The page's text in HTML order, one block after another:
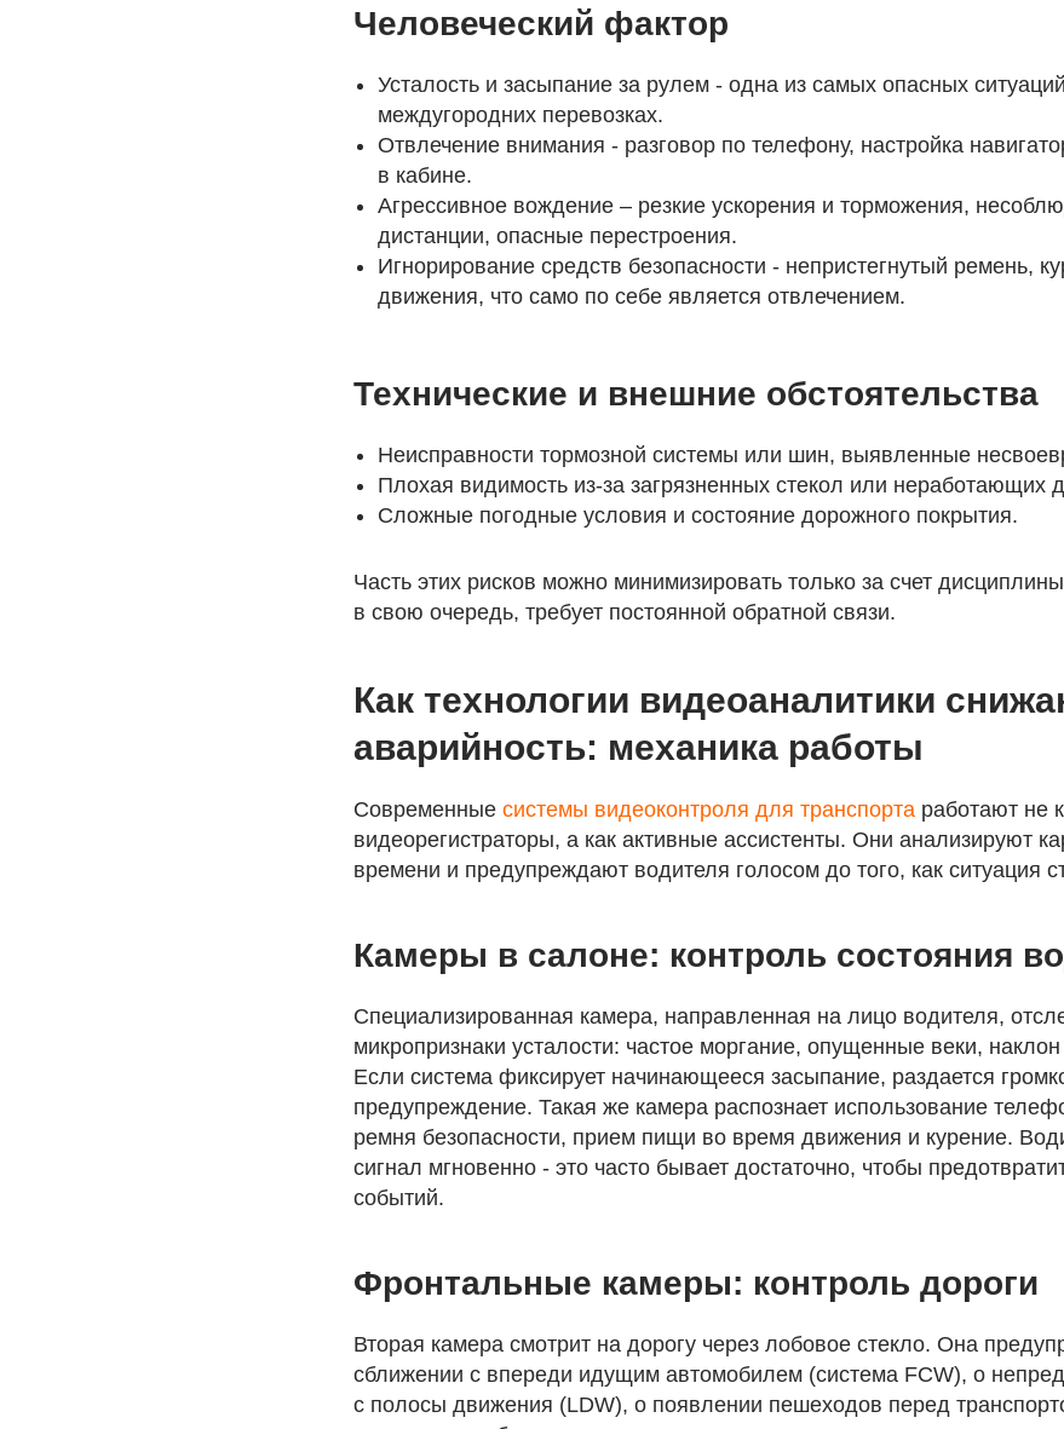
Человеческий фактор
Усталость и засыпание за рулем - одна из самых опасных
междугородних перевозках.
Отвлечение внимания - разговор по телефону, настройка
в кабине.
Агрессивное вождение – резкие ускорения и торможения,
дистанции, опасные перестроения.
Игнорирование средств безопасности - непристегнутый ремень,
движения, что само по себе является отвлечением.
Технические и внешние обстоятельства
Неисправности тормозной системы или шин, выявленные
Плохая видимость из-за загрязненных стекол или неработающих
Сложные погодные условия и состояние дорожного покрытия.
Часть этих рисков можно минимизировать только за счет
в свою очередь, требует постоянной обратной связи.
Как технологии видеоаналитики
аварийность: механика работы
Современные системы видеоконтроля для транспорта работают не
видеорегистраторы, а как активные ассистенты. Они анализируют
времени и предупреждают водителя голосом до того, как ситуация
Камеры в салоне: контроль состояния
Специализированная камера, направленная на лицо водителя,
микропризнаки усталости: частое моргание, опущенные веки,
Если система фиксирует начинающееся засыпание, раздается
предупреждение. Такая же камера распознает использование
ремня безопасности, прием пищи во время движения и курение.
сигнал мгновенно - это часто бывает достаточно, чтобы
событий.
Фронтальные камеры: контроль дороги
Вторая камера смотрит на дорогу через лобовое стекло. Она
сближении с впереди идущим автомобилем (система FCW), о
с полосы движения (LDW), о появлении пешеходов перед